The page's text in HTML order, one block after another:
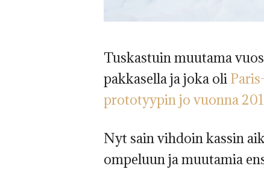
Tuskastuin muutama
pakkasella ja joka oli
prototyypin jo vuonna
Nyt sain vihdoin kassin
ompeluun ja muutamia